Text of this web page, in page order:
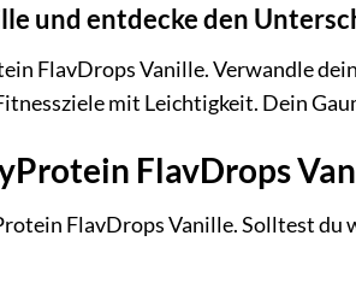
und entdecke den
FlavDrops Vanille. Verwandle
mit Leichtigkeit. Dein
FlavDrops
FlavDrops Vanille. Solltest du